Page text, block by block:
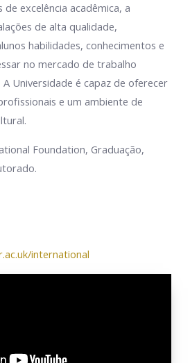
de excelência acadêmica, a
de alta qualidade,
habilidades, conhecimentos e
no mercado de trabalho
Universidade é capaz de oferecer
e um ambiente de
Foundation, Graduação,
international